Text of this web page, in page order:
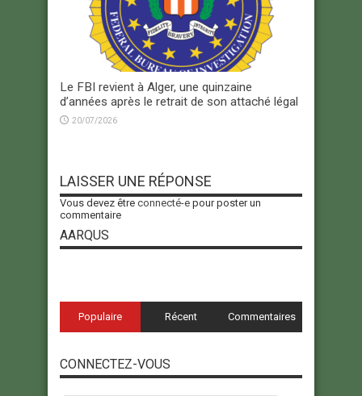
Le FBI revient à Alger, une quinzaine
d’années après le retrait de son attaché légal
20/07/2026
LAISSER UNE RÉPONSE
Vous devez être connecté-e pour poster un
commentaire
AARQUS
Populaire Récent Commentaires
CONNECTEZ-VOUS